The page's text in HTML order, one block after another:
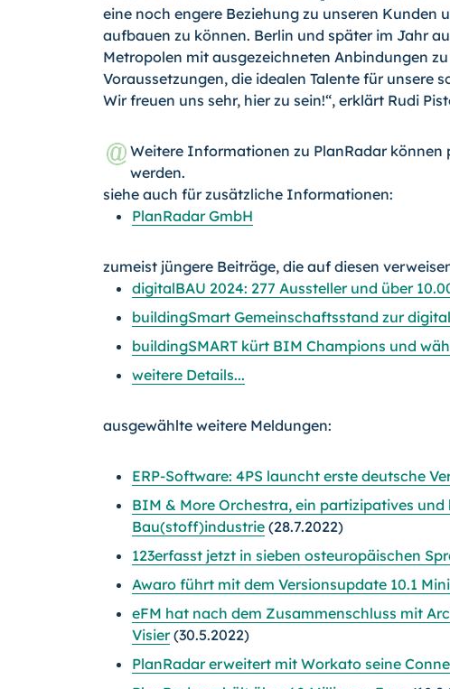
eine noch engere Beziehung zu unseren
aufbauen zu können. Berlin und später im Jahr
Metropolen mit ausgezeichneten Anbindungen
Voraussetzungen, die idealen Talente für unsere
Wir freuen uns sehr, hier zu sein!“, erklärt Rudi
Weitere Informationen zu PlanRadar können
werden.
siehe auch für zusätzliche Informationen:
PlanRadar GmbH
zumeist jüngere Beiträge, die auf diesen
digitalBAU 2024: 277 Aussteller und über
buildingSmart Gemeinschaftsstand zur
buildingSMART kürt BIM Champions und
weitere Details...
ausgewählte weitere Meldungen:
ERP-Software: 4PS launcht erste deutsche
BIM & More Orchestra, ein partizipatives
Bau(stoff)industrie (28.7.2022)
123erfasst jetzt in sieben osteuropäischen
Awaro führt mit dem Versionsupdate 10.1
eFM hat nach dem Zusammenschluss mit
Visier(30.5.2022)
PlanRadar erweitert mit Workato seine